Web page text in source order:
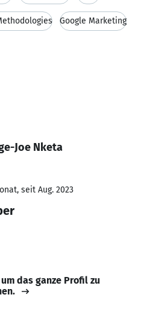
Google Marketing
Joe Nketa
seit Aug. 2023
das ganze Profil zu